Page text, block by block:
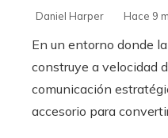
Daniel Harper Hace 9
En un entorno donde
construye a velocidad
comunicación
accesorio para